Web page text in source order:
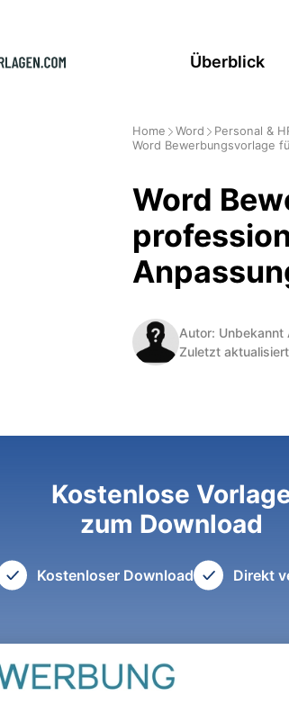
Überblick
Home Word
Personal &
Word Bewerbungsvorlage
Word
Autor: Unbekannt
Zuletzt
Kostenlose
zum Download
Kostenloser Download Direkt